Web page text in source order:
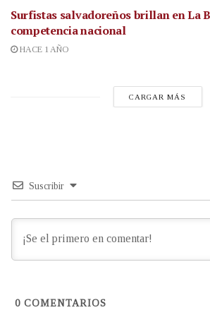
Surfistas salvadoreños brillan en La
competencia nacional
HACE 1 AÑO
CARGAR MÁS
Suscribir
0 COMENTARIOS